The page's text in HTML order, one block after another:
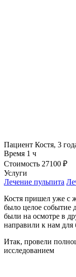
Пациент Костя, 3
Время 1 ч
Стоимость 27100 ₽
Услуги
Лечение пульпита
Костя пришел уже с
было целое событие
были на осмотре в
направили к нам для
Итак, провели
исследованием